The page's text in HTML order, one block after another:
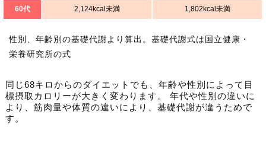
60代 2,124kcal未満 1,802kcal未満
性別、年齢別の基礎代謝より算出。基礎代謝式は国立健康・
栄養研究所の式
同じ68キロからのダイエットでも、年齢や性別によって目
標摂取カロリーが大きく変わります。 年代や性別の違いに
より、筋肉量や体質の違いにより、基礎代謝が違うためで
す。